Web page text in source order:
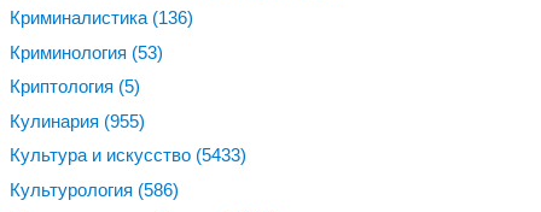
Криминалистика (136)
Криминология (53)
Криптология (5)
Кулинария (955)
Культура и искусство (5433)
Культурология (586)